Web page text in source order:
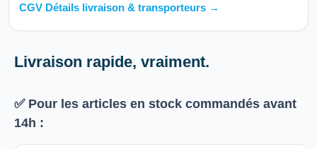
CGV Détails livraison & transporteurs →
Livraison rapide, vraiment.
✅ Pour les articles en stock commandés avant
14h :